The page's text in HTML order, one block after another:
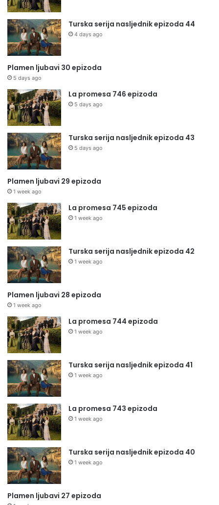
Turska serija nasljednik epizoda 44
4 days ago
Plamen ljubavi 30 epizoda
5 days ago
La promesa 746 epizoda
5 days ago
Turska serija nasljednik epizoda 43
5 days ago
Plamen ljubavi 29 epizoda
1 week ago
La promesa 745 epizoda
1 week ago
Turska serija nasljednik epizoda 42
1 week ago
Plamen ljubavi 28 epizoda
1 week ago
La promesa 744 epizoda
1 week ago
Turska serija nasljednik epizoda 41
1 week ago
La promesa 743 epizoda
1 week ago
Turska serija nasljednik epizoda 40
1 week ago
Plamen ljubavi 27 epizoda